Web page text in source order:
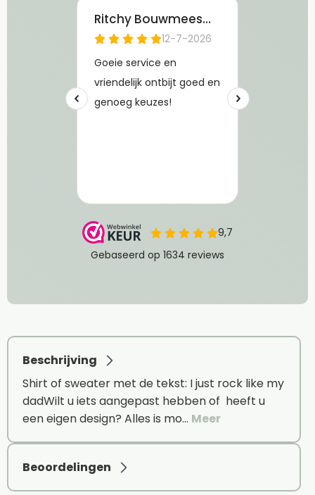
Beschrijving
Shirt of sweater met de tekst: I just rock like my
dadWilt u iets aangepast hebben of heeft u
een eigen design? Alles is mo… Meer
Beoordelingen